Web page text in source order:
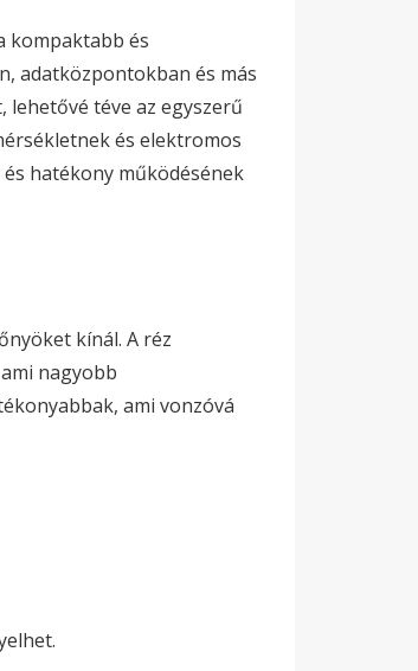
kompaktabb és
adatközpontokban és más
téve az egyszerű
és elektromos
hatékony működésének
kínál. A réz
nagyobb
ami vonzóvá